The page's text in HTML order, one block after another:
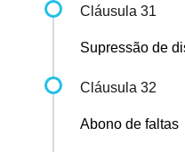
Cláusula 31
Supressão de
Cláusula 32
Abono de faltas